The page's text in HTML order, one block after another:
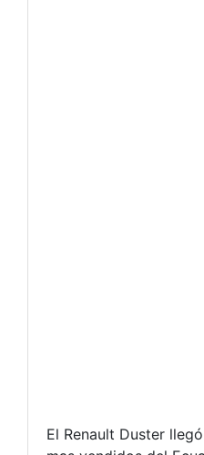
El Renault Duster